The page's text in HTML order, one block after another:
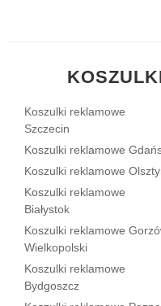
Koszulki reklamowe
Szczecin
Koszulki reklamowe
Koszulki reklamowe
Koszulki reklamowe
Białystok
Koszulki reklamowe
Wielkopolski
Koszulki reklamowe
Bydgoszcz